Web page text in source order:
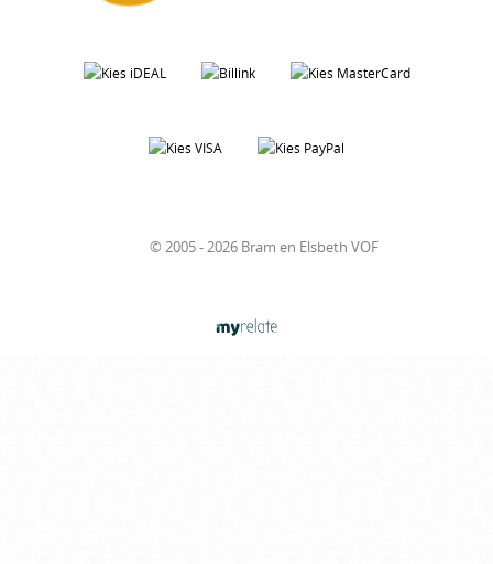
© 2005 - 2026 Bram en Elsbeth VOF